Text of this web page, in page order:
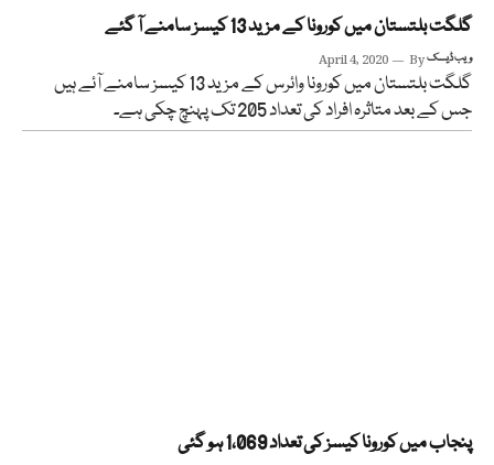
گلگت بلتستان میں کورونا کے مزید 13 کیسز سامنے آ گئے
April 4, 2020 Byویب ڈیسک
گلگت بلتستان میں کورونا وائرس کے مزید 13 کیسز سامنے آئے ہیں
جس کے بعد متاثرہ افراد کی تعداد 205 تک پہنچ چکی ہے۔
پنجاب میں کورونا کیسز کی تعداد 1،069 ہو گئی